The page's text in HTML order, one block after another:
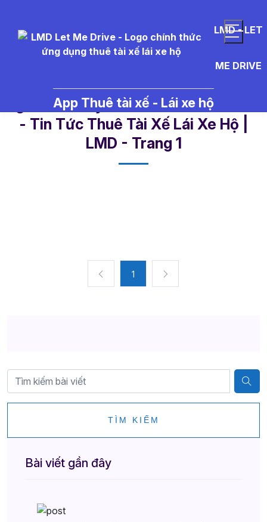
LMD - LET
ME DRIVE
App Thuê tài xế - Lái xe hộ
- Tin Tức Thuê Tài Xế Lái Xe Hộ |
LMD - Trang 1​
1
TÌM KIẾM
Bài viết gần đây